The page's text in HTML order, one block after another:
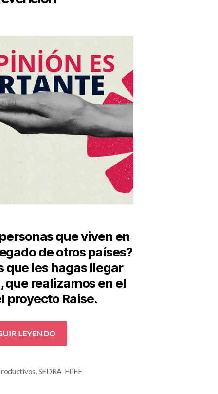
que viven en
de otros países?
que les hagas llegar
que realizamos en el
proyecto Raise.
LEYENDO
violencia
SEDRA-FPFE